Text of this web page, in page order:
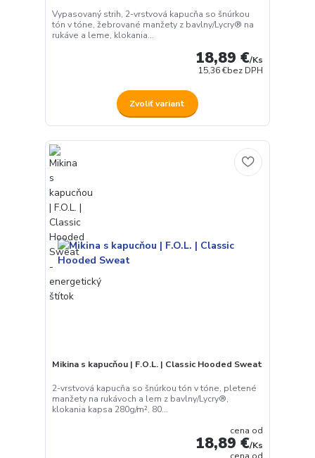
Vypasovaný strih, 2-vrstvová kapucňa so šnúrkou
tón v tóne, žebrované manžety z bavlny/Lycry® na
rukáve a leme, klokania...
18,89 €/Ks
15,36 €bez DPH
Zvoliť variant
Mikina s kapucňou | F.O.L. | Classic Hooded Sweat
2-vrstvová kapucňa so šnúrkou tón v tóne, pletené
manžety na rukávoch a lem z bavlny/Lycry®,
klokania kapsa 280g/m², 80...
cena od
18,89 €/Ks
cena od